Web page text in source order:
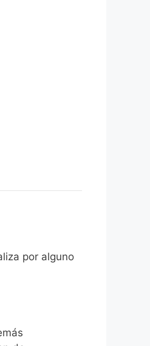
por alguno